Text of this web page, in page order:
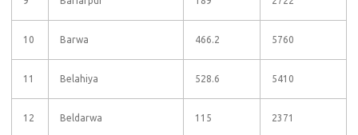
10 Barwa 466.2 5760
11 Belahiya 528.6 5410
12 Beldarwa 115 2371